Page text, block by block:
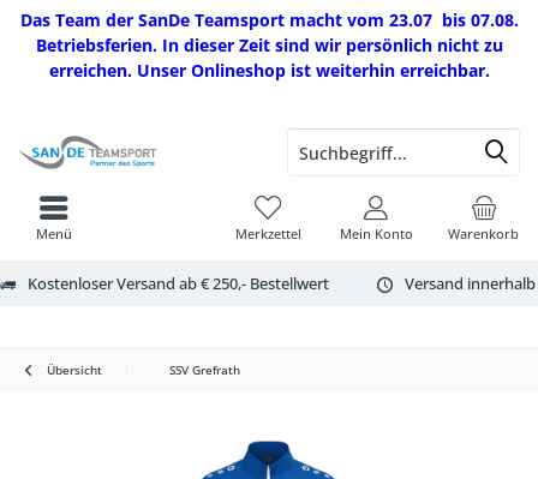
Das Team der SanDe Teamsport macht vom 23.07 bis 07.08.
Betriebsferien. In dieser Zeit sind wir persönlich nicht zu
erreichen. Unser Onlineshop ist weiterhin erreichbar.
Kostenloser Versand ab € 250,- Bestellwert Versand
Warenkorb
Merkzettel Mein Konto
Menü
Übersicht SSV Grefrath